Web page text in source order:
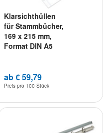
Klarsichthüllen
für Stammbücher,
169 x 215 mm,
Format DIN A5
ab € 59,79
Preis pro 100 Stück